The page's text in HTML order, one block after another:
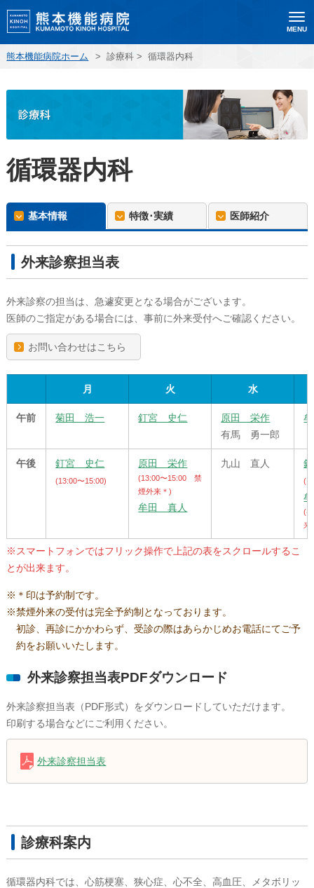
MENU
熊本機能病院ホーム > 診療科 > 循環器内科
循環器内科
基本情報 特徴･実績 医師紹介
外来診察担当表
外来診察の担当は、急遽変更となる場合がございます。
医師のご指定がある場合には、事前に外来受付へご確認ください。
お問い合わせはこちら
月 火 水
午前 菊田 浩一 釘宮 史仁
原田 栄作
有馬 勇一郎
午後 釘宮 史仁
(13:00〜15:00)
原田 栄作
(13:00〜15:00 禁
煙外来＊)
牟田 真人
九山 直人
(
来
※スマートフォンではフリック操作で上記の表をスクロールするこ
とが出来ます。
＊印は予約制です。
禁煙外来の受付は完全予約制となっております。
初診、再診にかかわらず、受診の際はあらかじめお電話にてご予
約をお願いいたします。
外来診察担当表PDFダウンロード
外来診察担当表（PDF形式）をダウンロードしていただけます。
印刷する場合などにご利用ください。
外来診察担当表
診療科案内
循環器内科では、心筋梗塞、狭心症、心不全、高血圧、メタボリッ